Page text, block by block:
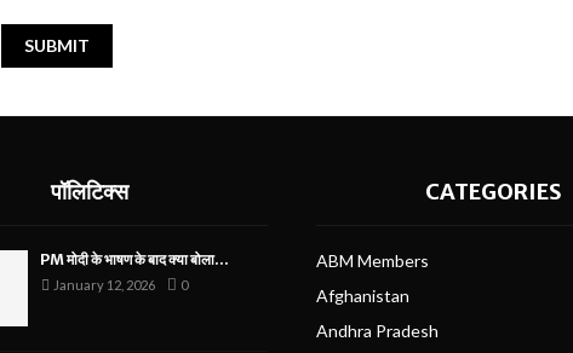
पॉलिटिक्स
PM मोदी के भाषण के बाद क्या बोला...
January 12, 2026 0
CATEGORIES
ABM Members
Afghanistan
Andhra Pradesh